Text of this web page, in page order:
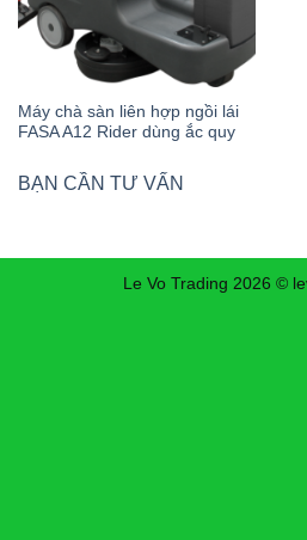
Máy chà sàn liên hợp ngồi lái
FASA A12 Rider dùng ắc quy
BẠN CẦN TƯ VẤN
Le Vo Trading 2026 ©